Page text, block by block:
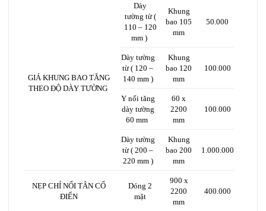
GIÁ KHUNG BAO TĂNG
THEO ĐỘ DÀY TƯỜNG
Dày
tường từ (
110 – 120
mm )
Khung
bao 105
mm
50.000
Dày tường
từ ( 120 –
140 mm )
Khung
bao 120
mm
100.000
Y nối tăng
dày tường
60 mm
60 x
2200
mm
100.000
Dày tường
từ ( 200 –
220 mm )
Khung
bao 200
mm
1.000.000
NẸP CHỈ NỔI TÂN CỔ
ĐIỂN
Dóng 2
mặt
900 x
2200
mm
400.000